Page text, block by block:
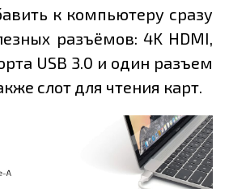
к компьютеру сразу
разъёмов: 4K HDMI,
USB 3.0 и один разъем
слот для чтения карт.